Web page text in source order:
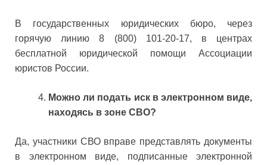
В государственных юридических бюро, через
горячую линию 8 (800) 101-20-17, в центрах
бесплатной юридической помощи Ассоциации
юристов России.
Можно ли подать иск в электронном виде,
находясь в зоне СВО?
Да, участники СВО вправе представлять документы
в электронном виде, подписанные электронной